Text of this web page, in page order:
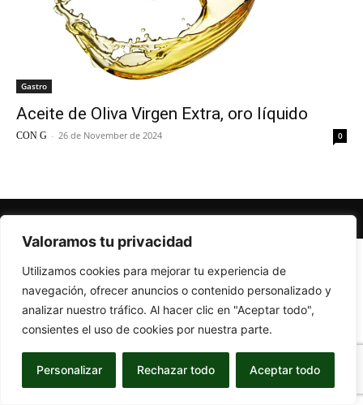
Valoramos tu privacidad
Utilizamos cookies para mejorar tu experiencia de
navegación, ofrecer anuncios o contenido personalizado y
analizar nuestro tráfico. Al hacer clic en "Aceptar todo",
consientes el uso de cookies por nuestra parte.
Personalizar Rechazar todo Aceptar todo
Gastro
Aceite de Oliva Virgen Extra, oro líquido
CON G - 26 de November de 2024 0
© Newspaper WordPress Theme by TagDiv